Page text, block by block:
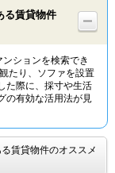
る賃貸物件
ションを検索でき
たり、ソファを設置
た際に、採寸や生活
の有効な活用法が見
賃貸物件のオススメ